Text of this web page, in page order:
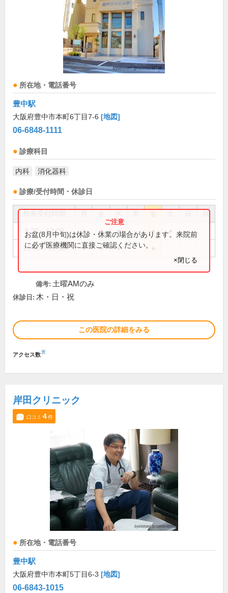
所在地・電話番号
豊中駅
大阪府豊中市本町6丁目7-6 [地図]
06-6848-1111
診療科目
内科 消化器科
診療/受付時間・休診日
祝
9:20～13:00 ● ● ● ●
16:30～19:30 ● ● ●
お盆(8月中旬)は休診・休業の場合があります。来院前
に必ず医療機関に直接ご確認ください。
×閉じる
備考: 土曜AMのみ
休診日: 木・日・祝
この医院の詳細をみる
アクセス数※
岸田クリニック
口コミ 4件
所在地・電話番号
豊中駅
大阪府豊中市本町5丁目6-3 [地図]
06-6843-1015